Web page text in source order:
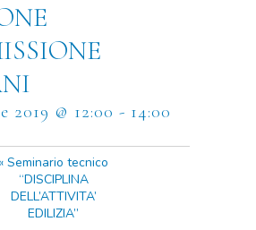
2019 @ 12:00 - 14:00
Seminario tecnico
“DISCIPLINA
DELL’ATTIVITA’
EDILIZIA”